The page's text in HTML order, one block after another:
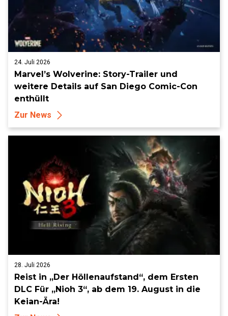
24. Juli 2026
Marvel’s Wolverine: Story-Trailer und
weitere Details auf San Diego Comic-Con
enthüllt
Zur News
28. Juli 2026
Reist in „Der Höllenaufstand“, dem Ersten
DLC Für „Nioh 3“, ab dem 19. August in die
Keian-Ära!